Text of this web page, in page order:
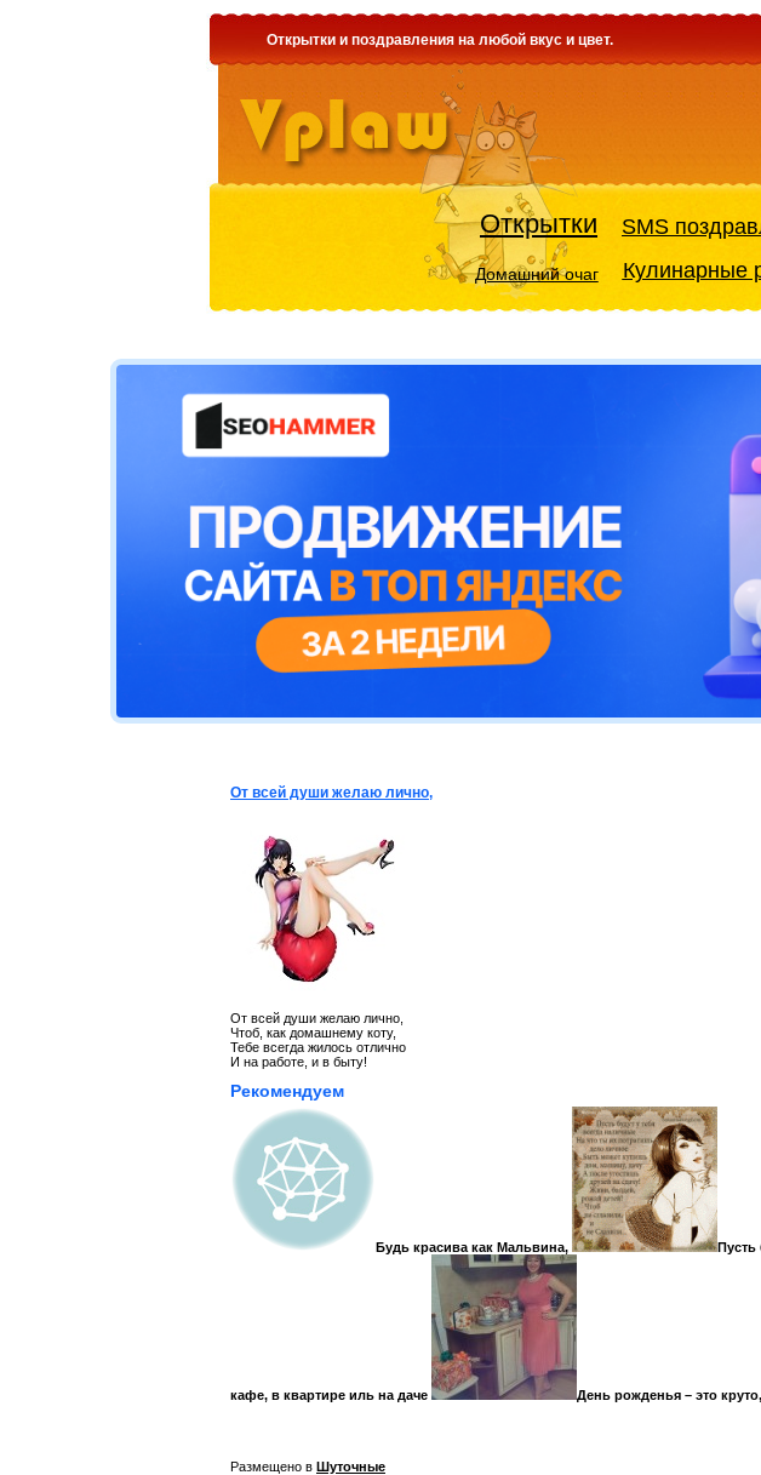
Открытки и поздравления на любой вкус и цвет.
Открытки SMS
Домашний очаг Кулинарные
От всей души желаю лично,
От всей души желаю лично,
Чтоб, как домашнему коту,
Тебе всегда жилось отлично
И на работе, и в быту!
Рекомендуем
Будь красива как Мальвина, Пусть
кафе, в квартире иль на даче День рожденья – это круто,
Размещено в Шуточные